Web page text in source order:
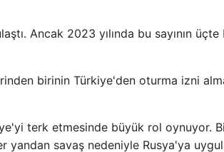
Ancak 2023 yılında bu sayının üçte
birinin Türkiye'den oturma izni
terk etmesinde büyük rol oynuyor.
yandan savaş nedeniyle Rusya'ya